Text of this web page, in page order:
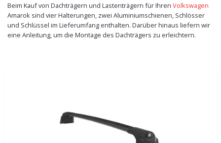
Beim Kauf von Dachträgern und Lastenträgern für Ihren Volkswagen
Amarok sind vier Halterungen, zwei Aluminiumschienen, Schlösser
und Schlüssel im Lieferumfang enthalten. Darüber hinaus liefern wir
eine Anleitung, um die Montage des Dachträgers zu erleichtern.